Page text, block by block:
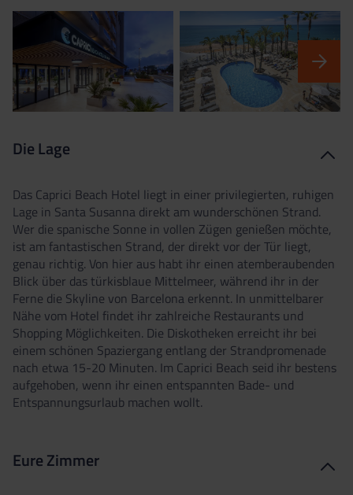
Die Lage
Das Caprici Beach Hotel liegt in einer privilegierten, ruhigen
Lage in Santa Susanna direkt am wunderschönen Strand.
Wer die spanische Sonne in vollen Zügen genießen möchte,
ist am fantastischen Strand, der direkt vor der Tür liegt,
genau richtig. Von hier aus habt ihr einen atemberaubenden
Blick über das türkisblaue Mittelmeer, während ihr in der
Ferne die Skyline von Barcelona erkennt. In unmittelbarer
Nähe vom Hotel findet ihr zahlreiche Restaurants und
Shopping Möglichkeiten. Die Diskotheken erreicht ihr bei
einem schönen Spaziergang entlang der Strandpromenade
nach etwa 15-20 Minuten. Im Caprici Beach seid ihr bestens
aufgehoben, wenn ihr einen entspannten Bade- und
Entspannungsurlaub machen wollt.
Eure Zimmer